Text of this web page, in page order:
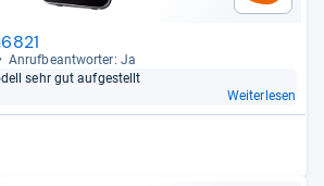
Anruf­be­ant­wor­ter: Ja
sehr gut auf­ge­stellt
Weiterlesen